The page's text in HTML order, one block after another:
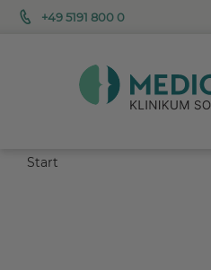
+49 5191 800 0
Start